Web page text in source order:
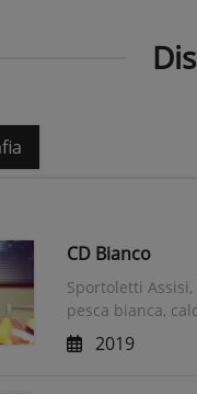
CD Bianco
Sportoletti
pesca bianca,
2019